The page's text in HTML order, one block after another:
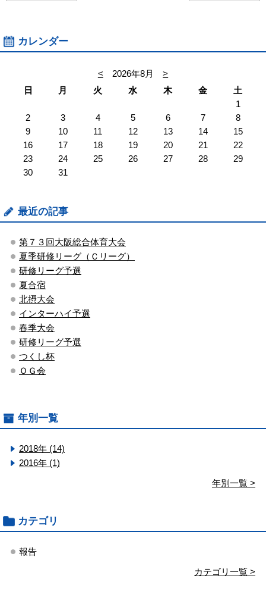
カレンダー
< 2026年8月
>
日
月 火 水 木 金
土
1
2
3 4 5 6 7
8
9
10 11 12 13 14
15
16
17 18 19 20 21
22
23
24 25 26 27 28
29
30
31
最近の記事
第７３回大阪総合体育大会
夏季研修リーグ（Ｃリーグ）
研修リーグ予選
夏合宿
北摂大会
インターハイ予選
春季大会
研修リーグ予選
つくし杯
ＯＧ会
年別一覧
2018年 (14)
2016年 (1)
年別一覧 >
カテゴリ
報告
カテゴリ一覧 >